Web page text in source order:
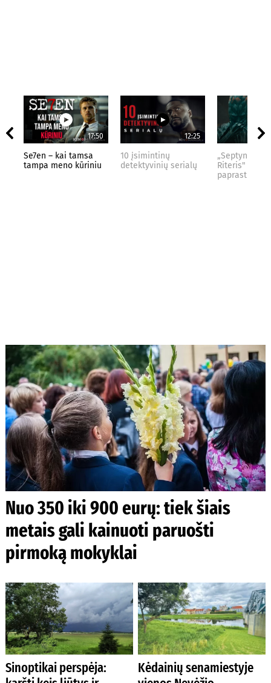
17:50
Se7en – kai tamsa
tampa meno kūriniu
12:25
10 įsimintinų
detektyvinių serialų
„Septynių
Riteris" – kai
paprastumas
Nuo 350 iki 900 eurų: tiek šiais
metais gali kainuoti paruošti
pirmoką mokyklai
Sinoptikai perspėja:
Kėdainių senamiestyje